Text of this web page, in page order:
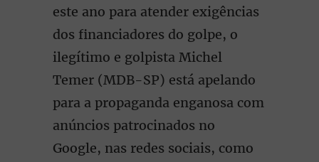
este ano para atender exigências
dos financiadores do golpe, o
ilegítimo e golpista Michel
Temer (MDB-SP) está apelando
para a propaganda enganosa com
anúncios patrocinados no
Google, nas redes sociais, como